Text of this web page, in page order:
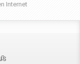
Internet